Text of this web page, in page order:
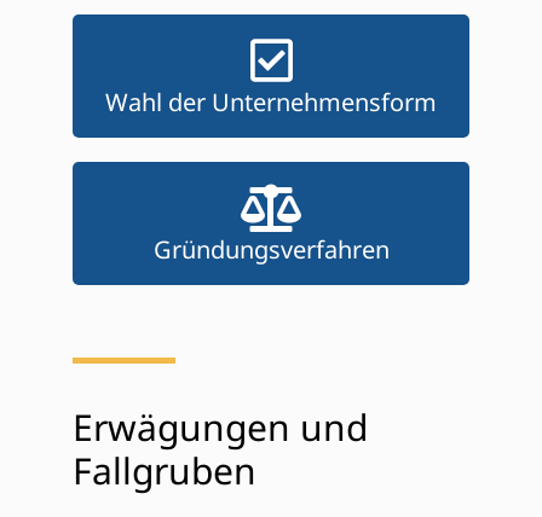
Wahl der Unternehmensform
Gründungsverfahren
Erwägungen und
Fallgruben